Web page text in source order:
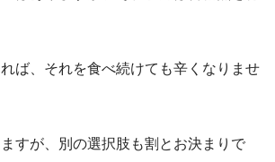
ば、それを食べ続けても辛くなりませ
すが、別の選択肢も割とお決まりで